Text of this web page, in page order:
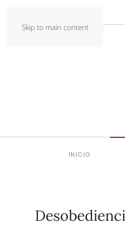
Skip to main content
INICIO